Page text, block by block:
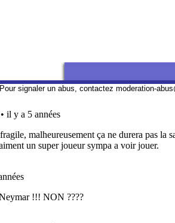
Pour signaler un abus, contactez moderation-